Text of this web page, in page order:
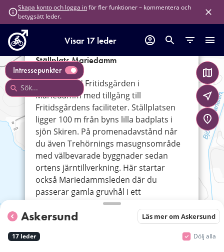
Skapa konto och logga inför fler funktioner – kommentera och
betygsätt leder.
Visar 17 leder
Intressepunkter
Ställplats Mariedamm
Ställplats vid Fritidsgården i
Mariedamm med tillgång till
Fritidsgårdens faciliteter. Ställplatsen
ligger 100 m från byns lilla badplats i
sjön Skiren. På promenadavstånd når
du även Trehörnings masugnsområde
med välbevarade byggnader sedan
ortens järntillverkning. Här startar
också Mariedammsleden där du
passerar gamla gruvhål i ett
omväxlande landskap.
Askersund Läs mer om Askersund
17 leder Dölj alla